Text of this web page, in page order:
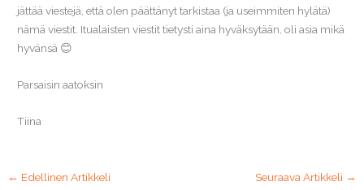
jättää viestejä, että olen päättänyt tarkistaa (ja useimmiten hylätä)
nämä viestit. Itualaisten viestit tietysti aina hyväksytään, oli asia mikä
hyvänsä 😊
Parsaisin aatoksin
Tiina
← Edellinen Artikkeli Seuraava Artikkeli →